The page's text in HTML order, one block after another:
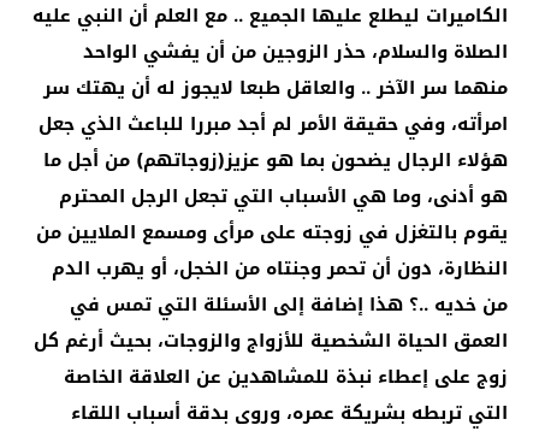
الكاميرات ليطلع عليها الجميع .. مع العلم أن النبي عليه
الصلاة والسلام، حذر الزوجين من أن يفشي الواحد
منهما سر الآخر .. والعاقل طبعا لايجوز له أن يهتك سر
امرأته، وفي حقيقة الأمر لم أجد مبررا للباعث الذي جعل
هؤلاء الرجال يضحون بما هو عزيز(زوجاتهم) من أجل ما
هو أدنى، وما هي الأسباب التي تجعل الرجل المحترم
يقوم بالتغزل في زوجته على مرأى ومسمع الملايين من
النظارة، دون أن تحمر وجنتاه من الخجل، أو يهرب الدم
من خديه ..؟ هذا إضافة إلى الأسئلة التي تمس في
العمق الحياة الشخصية للأزواج والزوجات، بحيث أرغم كل
زوج على إعطاء نبذة للمشاهدين عن العلاقة الخاصة
التي تربطه بشريكة عمره، وروى بدقة أسباب اللقاء